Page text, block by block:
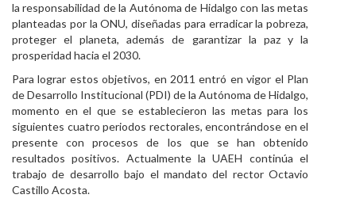
la responsabilidad de la Autónoma de Hidalgo con las metas
planteadas por la ONU, diseñadas para erradicar la pobreza,
proteger el planeta, además de garantizar la paz y la
prosperidad hacia el 2030.
Para lograr estos objetivos, en 2011 entró en vigor el Plan
de Desarrollo Institucional (PDI) de la Autónoma de Hidalgo,
momento en el que se establecieron las metas para los
siguientes cuatro periodos rectorales, encontrándose en el
presente con procesos de los que se han obtenido
resultados positivos. Actualmente la UAEH continúa el
trabajo de desarrollo bajo el mandato del rector Octavio
Castillo Acosta.